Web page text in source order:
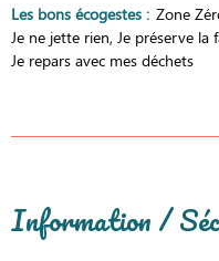
Les bons écogestes : Zone
Je ne jette rien Je préserve la
Je repars avec mes déchets
Information /